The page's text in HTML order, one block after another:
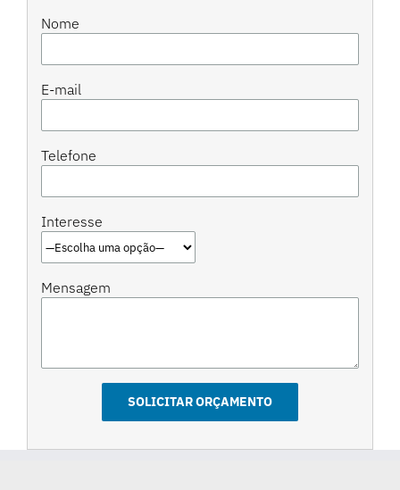
Nome
E-mail
Telefone
Interesse
Mensagem